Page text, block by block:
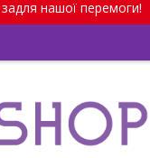
нашої перемоги!